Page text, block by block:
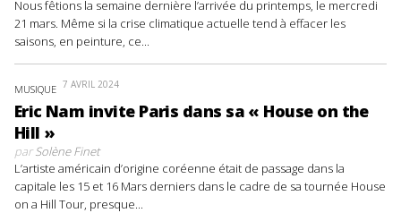
Nous fêtions la semaine dernière l’arrivée du printemps, le mercredi
21 mars. Même si la crise climatique actuelle tend à effacer les
saisons, en peinture, ce...
MUSIQUE 7 AVRIL 2024
Eric Nam invite Paris dans sa « House on the
Hill »
parSolène Finet
L’artiste américain d’origine coréenne était de passage dans la
capitale les 15 et 16 Mars derniers dans le cadre de sa tournée House
on a Hill Tour, presque...